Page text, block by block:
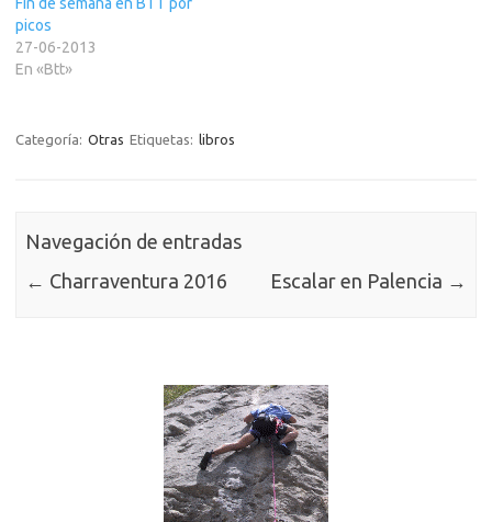
picos
27-06-2013
En «Btt»
Categoría: Otras Etiquetas: libros
Navegación de entradas
← Charraventura 2016 Escalar en Palencia →